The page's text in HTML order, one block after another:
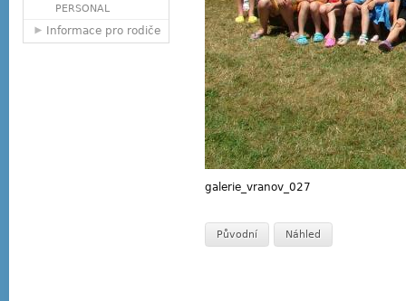
PERSONAL
Informace pro rodiče
galerie_vranov_027
Původní Náhled